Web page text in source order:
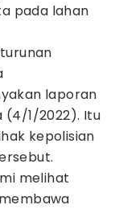
pada lahan
laporan
(4/1/2022). Itu
kepolisian
melihat